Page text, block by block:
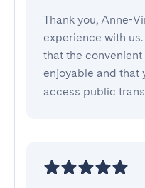
Thank you, Anne-
experience with
that the
enjoyable and that
access public